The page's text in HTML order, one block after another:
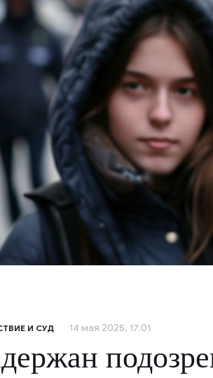
И СУД 14 мая 2025, 17:01